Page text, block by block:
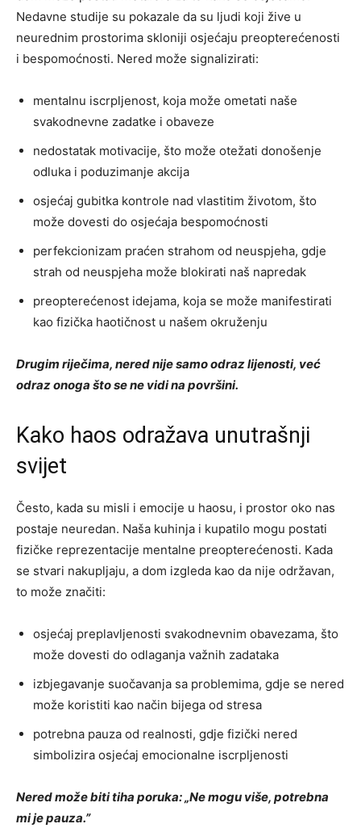
Nedavne studije su pokazale da su ljudi koji žive u
neurednim prostorima skloniji osjećaju preopterećenosti
i bespomoćnosti. Nered može signalizirati:
mentalnu iscrpljenost, koja može ometati naše
svakodnevne zadatke i obaveze
nedostatak motivacije, što može otežati donošenje
odluka i poduzimanje akcija
osjećaj gubitka kontrole nad vlastitim životom, što
može dovesti do osjećaja bespomoćnosti
perfekcionizam praćen strahom od neuspjeha, gdje
strah od neuspjeha može blokirati naš napredak
preopterećenost idejama, koja se može manifestirati
kao fizička haotičnost u našem okruženju
Drugim riječima, nered nije samo odraz lijenosti, već
odraz onoga što se ne vidi na površini.
Kako haos odražava unutrašnji
svijet
Često, kada su misli i emocije u haosu, i prostor oko nas
postaje neuredan. Naša kuhinja i kupatilo mogu postati
fizičke reprezentacije mentalne preopterećenosti. Kada
se stvari nakupljaju, a dom izgleda kao da nije održavan,
to može značiti:
osjećaj preplavljenosti svakodnevnim obavezama, što
može dovesti do odlaganja važnih zadataka
izbjegavanje suočavanja sa problemima, gdje se nered
može koristiti kao način bijega od stresa
potrebna pauza od realnosti, gdje fizički nered
simbolizira osjećaj emocionalne iscrpljenosti
Nered može biti tiha poruka: „Ne mogu više, potrebna
mi je pauza.”